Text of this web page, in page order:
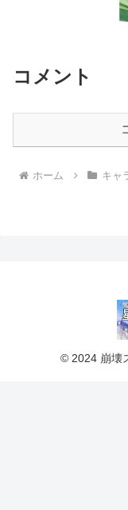
コメント
ホーム キャ
© 2024 崩壊